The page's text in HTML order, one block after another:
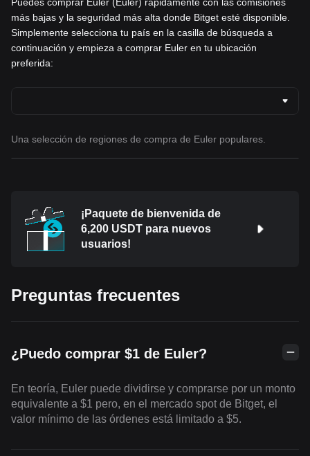
Puedes comprar Euler (Euler) rápidamente con las comisiones
más bajas y la seguridad más alta donde Bitget esté disponible.
Simplemente selecciona tu país en la casilla de búsqueda a
continuación y empieza a comprar Euler en tu ubicación
preferida:
Una selección de regiones de compra de Euler populares.
¡Paquete de bienvenida de
6,200 USDT para nuevos
usuarios!
Preguntas frecuentes
¿Puedo comprar $1 de Euler?
En teoría, Euler puede dividirse y comprarse por un monto
equivalente a $1 pero, en el mercado spot de Bitget, el
valor mínimo de las órdenes está limitado a $5.